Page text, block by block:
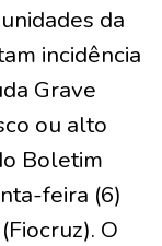
da
incidência
Grave
ou alto
Boletim
feira (6)
O